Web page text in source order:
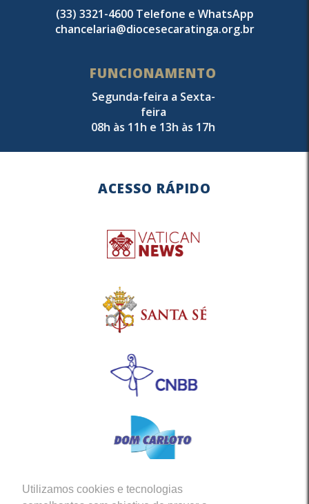
Utilizamos cookies e tecnologias
(33) 3321-4600 Telefone e WhatsApp
chancelaria@diocesecaratinga.org.br
FUNCIONAMENTO
Segunda-feira a Sexta-
feira
08h às 11h e 13h às 17h
ACESSO RÁPIDO